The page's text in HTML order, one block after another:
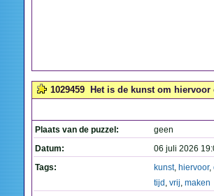
1029459 Het is de kunst om
Plaats van de puzzel:
geen
Datum:
06 juli 2026
Tags:
kunst, hiervoor,
tijd , vrij, maken